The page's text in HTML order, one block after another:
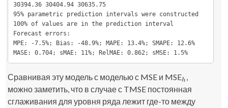
30394.36 30404.94 30635.75
95% parametric prediction intervals were constructed
100% of values are in the prediction interval
Forecast errors:
MPE: -7.5%; Bias: -48.9%; MAPE: 13.4%; SMAPE: 12.6%
MASE: 0.704; sMAE: 11%; RelMAE: 0.862; sMSE: 1.5%
Сравнивая эту модель с моделью с MSE и MSEh
h,
можно заметить, что в случае с TMSE постоянная
сглаживания для уровня ряда лежит где-то между